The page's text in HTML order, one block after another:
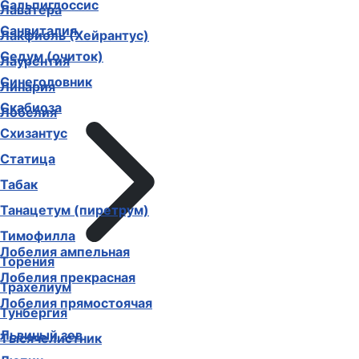
Лаватера
Лакфиоль (Хейрантус)
Лаурентия
Линария
Лобелия
Лобелия ампельная
Лобелия прекрасная
Лобелия прямостоячая
Львиный зев
Сальпиглоссис
Санвиталия
Седум (очиток)
Синеголовник
Скабиоза
Схизантус
Статица
Табак
Танацетум (пиретрум)
Тимофилла
Торения
Трахелиум
Тунбергия
Тысячелистник